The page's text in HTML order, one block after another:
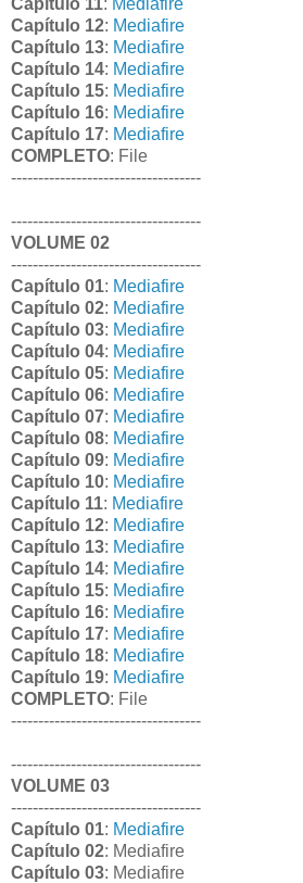
Capítulo 12: Mediafire
Capítulo 13: Mediafire
Capítulo 14: Mediafire
Capítulo 15: Mediafire
Capítulo 16: Mediafire
Capítulo 17: Mediafire
COMPLETO: File
-----------------------------------
-----------------------------------
VOLUME 02
-----------------------------------
Capítulo 01: Mediafire
Capítulo 02: Mediafire
Capítulo 03: Mediafire
Capítulo 04: Mediafire
Capítulo 05: Mediafire
Capítulo 06: Mediafire
Capítulo 07: Mediafire
Capítulo 08: Mediafire
Capítulo 09: Mediafire
Capítulo 10: Mediafire
Capítulo 11: Mediafire
Capítulo 12: Mediafire
Capítulo 13: Mediafire
Capítulo 14: Mediafire
Capítulo 15: Mediafire
Capítulo 16: Mediafire
Capítulo 17: Mediafire
Capítulo 18: Mediafire
Capítulo 19: Mediafire
COMPLETO: File
-----------------------------------
-----------------------------------
VOLUME 03
-----------------------------------
Capítulo 01: Mediafire
Capítulo 02: Mediafire
Capítulo 03: Mediafire